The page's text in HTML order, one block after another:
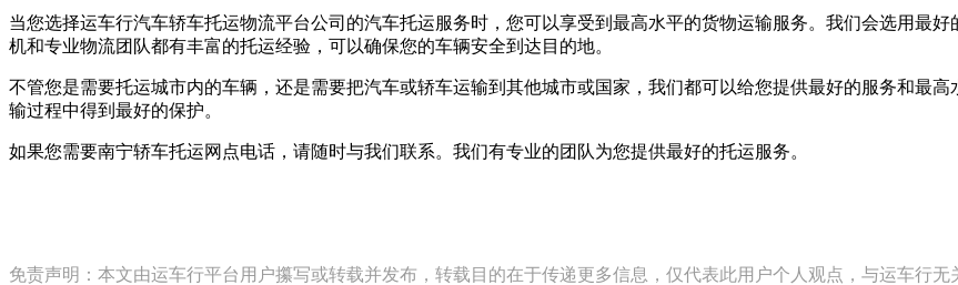
当您选择运车行汽车轿车托运物流平台公司的汽车托运服务时，您可以享受到最高水平的货物运输服务。我们会选用最
机和专业物流团队都有丰富的托运经验，可以确保您的车辆安全到达目的地。
不管您是需要托运城市内的车辆，还是需要把汽车或轿车运输到其他城市或国家，我们都可以给您提供最好的服务和最
输过程中得到最好的保护。
如果您需要南宁轿车托运网点电话，请随时与我们联系。我们有专业的团队为您提供最好的托运服务。
免责声明：本文由运车行平台用户攥写或转载并发布，转载目的在于传递更多信息，仅代表此用户个人观点，与运车行